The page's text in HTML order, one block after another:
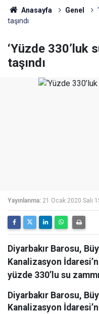
Anasayfa Genel
taşındı
‘Yüzde 330’luk
taşındı
Yayınlanma: 21 Ocak 2020 Salı
Diyarbakır Barosu,
Kanalizasyon
yüzde 330’lu su
Diyarbakır Barosu,
Kanalizasyon